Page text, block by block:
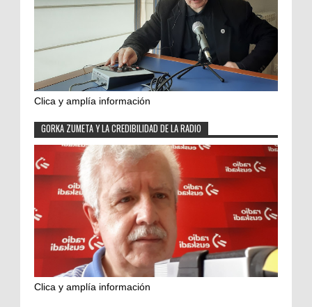
Clica y amplía información
GORKA ZUMETA Y LA CREDIBILIDAD DE LA RADIO
Clica y amplía información